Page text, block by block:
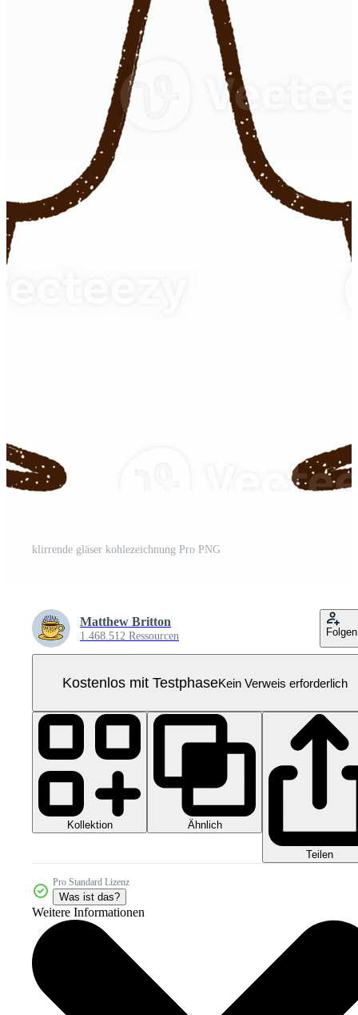
klirrende gläser kohlezeichnung Pro PNG
Matthew Britton
1.468.512 Ressourcen Folgen
Kostenlos mit TestphaseKein Verweis erforderlich
Kollektion Ähnlich
Teilen
Pro Standard Lizenz
Was ist das?
Weitere Informationen